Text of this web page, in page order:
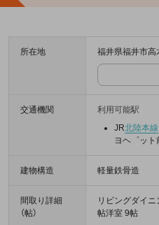
所在地 福井県福井市高
交通機関
利用可能駅
JR北陸本線
ヨヘ゜ッ
建物構造 軽量鉄骨造
間取り詳細
（帖）
リビングダイ
帖洋室 9帖